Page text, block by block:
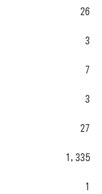
26
3
7
3
27
1,335
1